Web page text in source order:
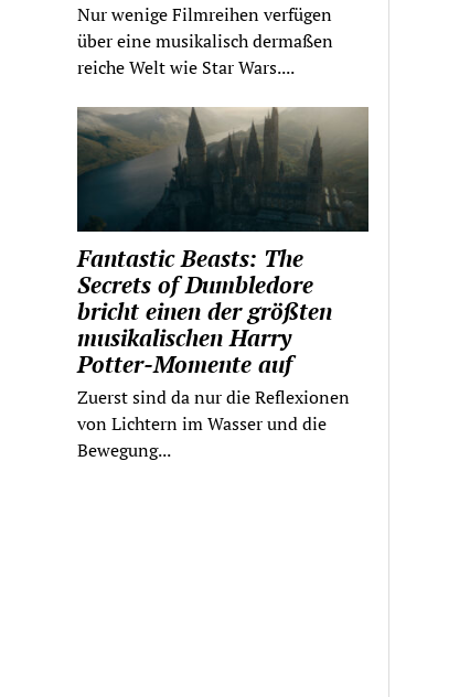
Nur wenige Filmreihen verfügen
über eine musikalisch dermaßen
reiche Welt wie Star Wars....
Fantastic Beasts: The
Secrets of Dumbledore
bricht einen der größten
musikalischen Harry
Potter-Momente auf
Zuerst sind da nur die Reflexionen
von Lichtern im Wasser und die
Bewegung...